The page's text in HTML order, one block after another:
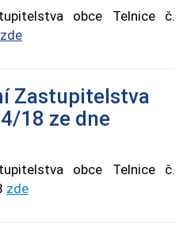
obce Telnice č.
zde
Zastupitelstva
18 ze dne
obce Telnice č.
zde